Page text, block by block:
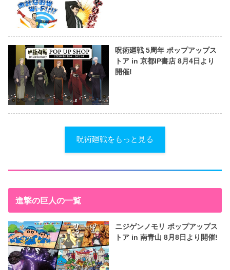
呪術廻戦 5周年 ポップアップス
トア in 京都IP書店 8月4日より
開催!
呪術廻戦をもっと見る
進撃の巨人の一覧
ニジゲンノモリ ポップアップス
トア in 南青山 8月8日より開催!